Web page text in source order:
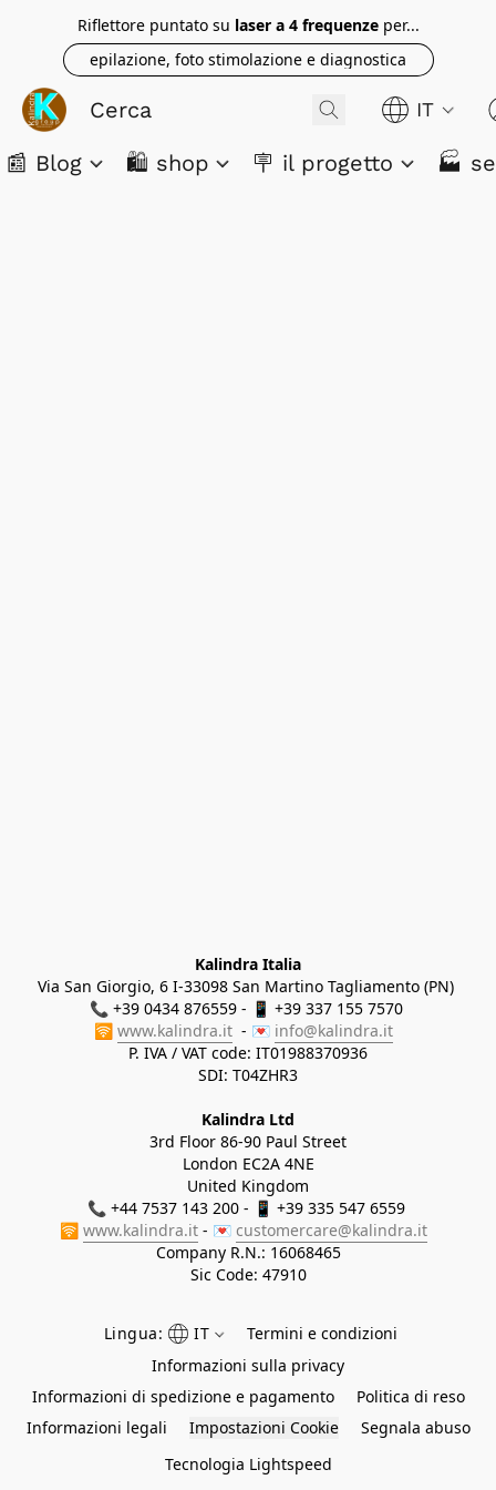
Riflettore puntato su laser a 4 frequenzeper...
epilazione, foto stimolazione e diagnostica
IT
📰 Blog 🛍️ shop 🪧 il progetto 🏭
Kalindra Italia
Via San Giorgio, 6 I-33098 San Martino Tagliamento (PN)
📞 +39 0434 876559 - 📱 +39 337 155 7570
🛜 www.kalindra.it
  - 💌
info@kalindra.it
P. IVA / VAT code: IT01988370936
SDI: T04ZHR3
Kalindra Ltd
3rd Floor 86-90 Paul Street
London EC2A 4NE
United Kingdom
📞 +44 7537 143 200 - 📱 +39 335 547 6559
🛜 www.kalindra.it - 💌 customercare@kalindra.it
Company R.N.: 16068465
Sic Code: 47910
Lingua: IT
Termini e condizioni
Informazioni sulla privacy
Informazioni di spedizione e pagamento
Politica di reso
Informazioni legali
Impostazioni Cookie
Segnala abuso
Tecnologia Lightspeed